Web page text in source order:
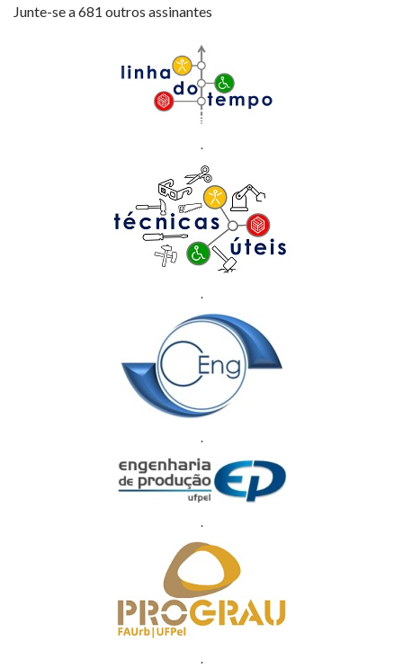
Junte-se a 681 outros assinantes
.
.
.
.
.